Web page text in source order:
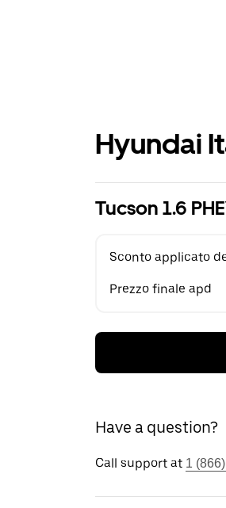
Hyundai
Tucson 1.6
Sconto applicato
Prezzo finale apd
Have a question?
Call support at 1